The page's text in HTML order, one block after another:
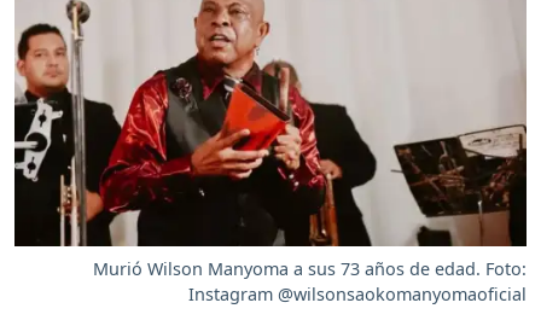
Murió Wilson Manyoma a sus 73 años de edad. Foto:
Instagram @wilsonsaokomanyomaoficial